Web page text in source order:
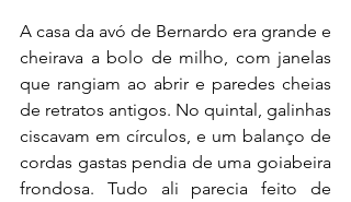
A casa da avó de Bernardo era grande e
cheirava a bolo de milho, com janelas
que rangiam ao abrir e paredes cheias
de retratos antigos. No quintal, galinhas
ciscavam em círculos, e um balanço de
cordas gastas pendia de uma goiabeira
frondosa. Tudo ali parecia feito de